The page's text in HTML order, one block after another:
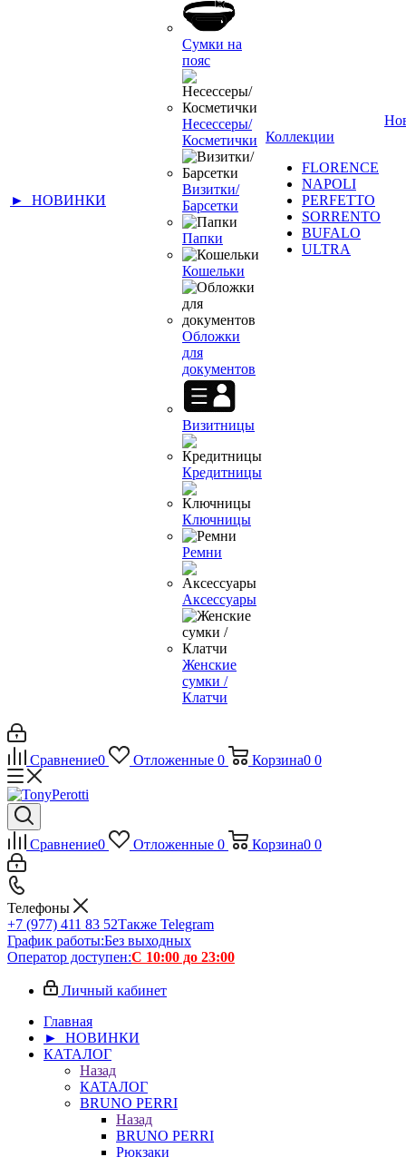
► НОВИНКИ
Сумки на
пояс
Несессеры/
Косметички
Визитки/
Барсетки
Папки
Кошельки
Обложки
для
документов
Визитницы
Кредитницы
Ключницы
Ремни
Аксессуары
Женские
сумки /
Клатчи
Коллекции
FLORENCE
NAPOLI
PERFETTO
SORRENTO
BUFALO
ULTRA
Сравнение0 Отложенные 0 Корзина0 0
Сравнение0 Отложенные 0 Корзина0 0
Телефоны
+7 (977) 411 83 52Также Telegram
График работы:Без выходных
Оператор доступен:С 10:00 до 23:00
Личный кабинет
Главная
► НОВИНКИ
КАТАЛОГ
Назад
КАТАЛОГ
BRUNO PERRI
Назад
BRUNO PERRI
Рюкзаки